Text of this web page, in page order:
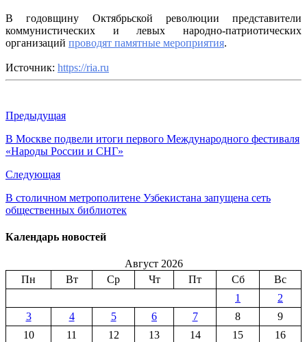
В годовщину Октябрьской революции представители
коммунистических и левых народно-патриотических
организаций проводят памятные мероприятия.
Источник: https://ria.ru
Предыдущая
В Москве подвели итоги первого Международного фестиваля
«Народы России и СНГ»
Следующая
В столичном метрополитене Узбекистана запущена сеть
общественных библиотек
Календарь новостей
Август 2026
Пн
Вт Ср Чт Пт Сб
Вс
1
2
3
4 5 6 7 8
9
10
11 12 13 14 15
16